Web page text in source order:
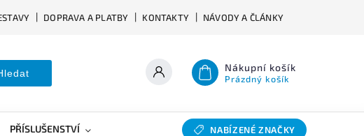
DOPRAVA A PLATBY KONTAKTY NÁVODY A ČLÁNKY
Nákupní košík
Prázdný košík
PŘÍSLUŠENSTVÍ SLEVY BAZAR
NABÍZENÉ ZNAČKY